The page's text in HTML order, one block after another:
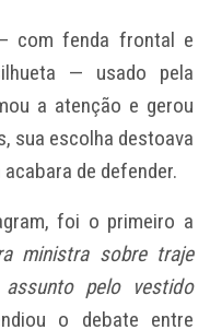
com fenda frontal e
— usado pela
a atenção e gerou
sua escolha destoava
de defender.
foi o primeiro a
ministra sobre traje
pelo vestido
o debate entre